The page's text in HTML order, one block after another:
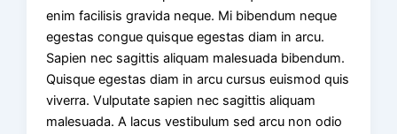
enim facilisis gravida neque. Mi bibendum neque
egestas congue quisque egestas diam in arcu.
Sapien nec sagittis aliquam malesuada bibendum.
Quisque egestas diam in arcu cursus euismod quis
viverra. Vulputate sapien nec sagittis aliquam
malesuada. A lacus vestibulum sed arcu non odio